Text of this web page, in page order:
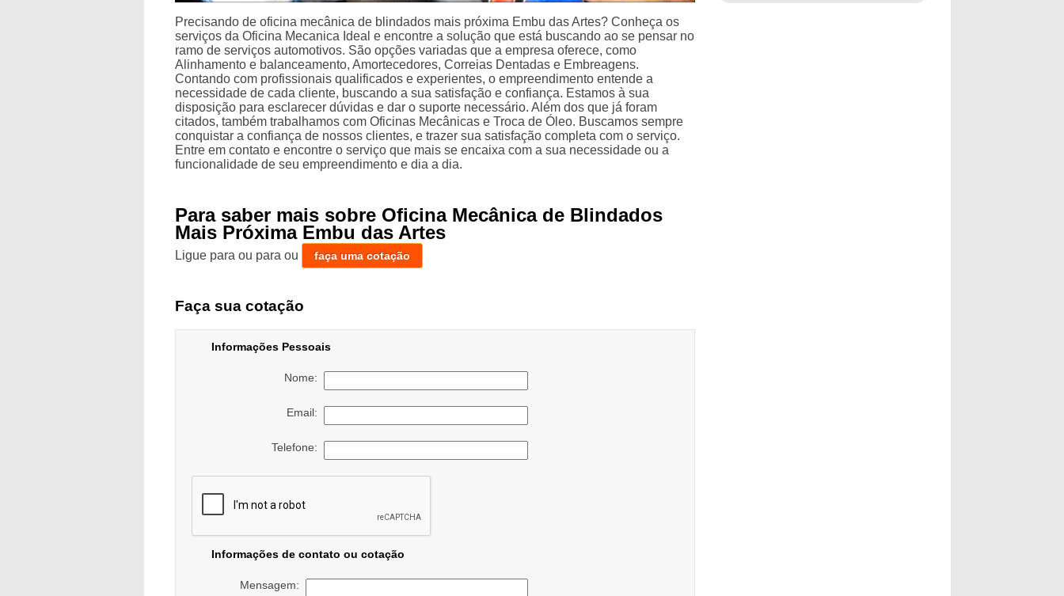
Precisando de oficina mecânica de blindados mais próxima Embu das Artes? Conheça os
serviços da Oficina Mecanica Ideal e encontre a solução que está buscando ao se pensar no
ramo de serviços automotivos. São opções variadas que a empresa oferece, como
Alinhamento e balanceamento, Amortecedores, Correias Dentadas e Embreagens.
Contando com profissionais qualificados e experientes, o empreendimento entende a
necessidade de cada cliente, buscando a sua satisfação e confiança. Estamos à sua
disposição para esclarecer dúvidas e dar o suporte necessário. Além dos que já foram
citados, também trabalhamos com Oficinas Mecânicas e Troca de Óleo. Buscamos sempre
conquistar a confiança de nossos clientes, e trazer sua satisfação completa com o serviço.
Entre em contato e encontre o serviço que mais se encaixa com a sua necessidade ou a
funcionalidade de seu empreendimento e dia a dia.
Para saber mais sobre Oficina Mecânica de Blindados
Mais Próxima Embu das Artes
Ligue paraou paraou faça uma cotação
Faça sua cotação
Informações Pessoais
Nome:
Email:
Telefone:
Informações de contato ou cotação
Mensagem: